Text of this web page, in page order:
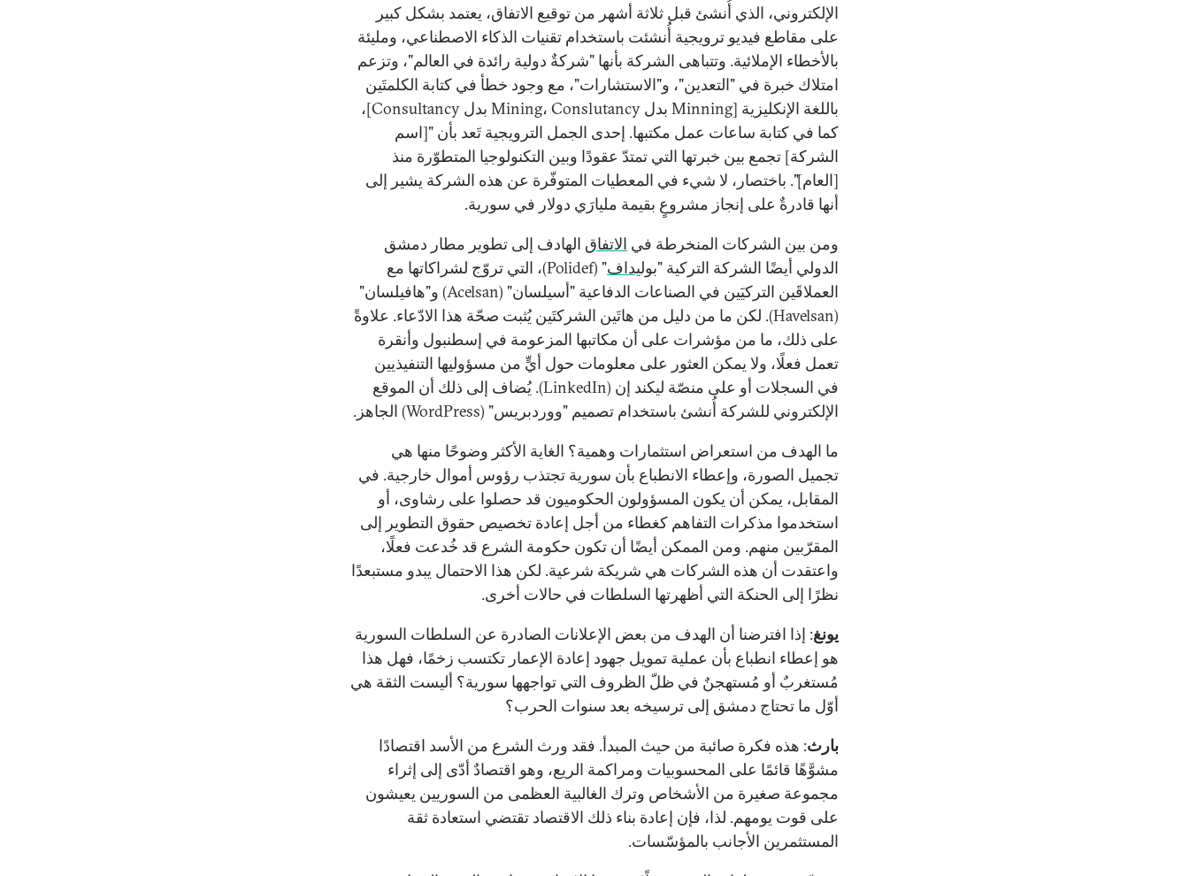
الإلكتروني، الذي أُنشئ قبل ثلاثة أشهر من توقيع الاتفاق، يعتمد بشكل كبير
على مقاطع فيديو ترويجية أُنشئت باستخدام تقنيات الذكاء الاصطناعي، ومليئة
بالأخطاء الإملائية. وتتباهى الشركة بأنها "شركةٌ دولية رائدة في العالم"، وتزعم
امتلاك خبرة في "التعدين"، و"الاستشارات"، مع وجود خطأ في كتابة الكلمتَين
باللغة الإنكليزية [Minning بدل Mining، Conslutancy بدل Consultancy]،
كما في كتابة ساعات عمل مكتبها. إحدى الجمل الترويجية تَعد بأن "[اسم
الشركة] تجمع بين خبرتها التي تمتدّ عقودًا وبين التكنولوجيا المتطوّرة منذ
[العام]". باختصار، لا شيء في المعطيات المتوفّرة عن هذه الشركة يشير إلى
أنها قادرةٌ على إنجاز مشروعٍ بقيمة مليارَي دولار في سورية.
ومن بين الشركات المنخرطة في الاتفاق الهادف إلى تطوير مطار دمشق
الدولي أيضًا الشركة التركية "بوليداف
" (Polidef)، التي تروّج لشراكاتها مع
العملاقَين التركيَين في الصناعات الدفاعية "أسيلسان" (Acelsan) و"هافيلسان"
(Havelsan). لكن ما من دليل من هاتَين الشركتَين يُثبت صحّة هذا الادّعاء. علاوةً
على ذلك، ما من مؤشرات على أن مكاتبها المزعومة في إسطنبول وأنقرة
تعمل فعلًا، ولا يمكن العثور على معلومات حول أيٍّ من مسؤوليها التنفيذيين
في السجلات أو على منصّة ليكند إن (LinkedIn). يُضاف إلى ذلك أن الموقع
الإلكتروني للشركة أُنشئ باستخدام تصميم "ووردبريس" (WordPress) الجاهز.
ما الهدف من استعراض استثمارات وهمية؟ الغاية الأكثر وضوحًا منها هي
تجميل الصورة، وإعطاء الانطباع بأن سورية تجتذب رؤوس أموال خارجية. في
المقابل، يمكن أن يكون المسؤولون الحكوميون قد حصلوا على رشاوى، أو
استخدموا مذكرات التفاهم كغطاء من أجل إعادة تخصيص حقوق التطوير إلى
المقرّبين منهم. ومن الممكن أيضًا أن تكون حكومة الشرع قد خُدعت فعلًا،
واعتقدت أن هذه الشركات هي شريكة شرعية. لكن هذا الاحتمال يبدو مستبعدًا
نظرًا إلى الحنكة التي أظهرتها السلطات في حالات أخرى.
يونغ: إذا افترضنا أن الهدف من بعض الإعلانات الصادرة عن السلطات السورية
هو إعطاء انطباع بأن عملية تمويل جهود إعادة الإعمار تكتسب زخمًا، فهل هذا
مُستغربٌ أو مُستهجنٌ في ظلّ الظروف التي تواجهها سورية؟ أليست الثقة هي
أوّل ما تحتاج دمشق إلى ترسيخه بعد سنوات الحرب؟
بارث: هذه فكرة صائبة من حيث المبدأ. فقد ورث الشرع من الأسد اقتصادًا
مشوَّهًا قائمًا على المحسوبيات ومراكمة الريع، وهو اقتصادٌ أدّى إلى إثراء
مجموعة صغيرة من الأشخاص وترك الغالبية العظمى من السوريين يعيشون
على قوت يومهم. لذا، فإن إعادة بناء ذلك الاقتصاد تقتضي استعادة ثقة
المستثمرين الأجانب بالمؤسّسات.